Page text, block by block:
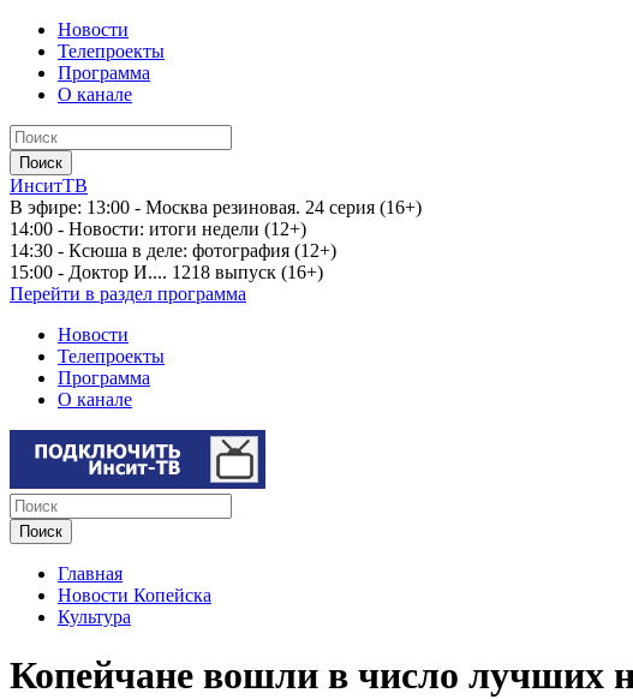
Новости
Телепроекты
Программа
О канале
ИнситТВ
В эфире: 13:00 - Москва резиновая. 24 серия (16+)
14:00 - Новости: итоги недели (12+)
14:30 - Ксюша в деле: фотография (12+)
15:00 - Доктор И.... 1218 выпуск (16+)
Перейти в раздел программа
Новости
Телепроекты
Программа
О канале
Главная
Новости Копейска
Культура
Копейчане вошли в число лучших